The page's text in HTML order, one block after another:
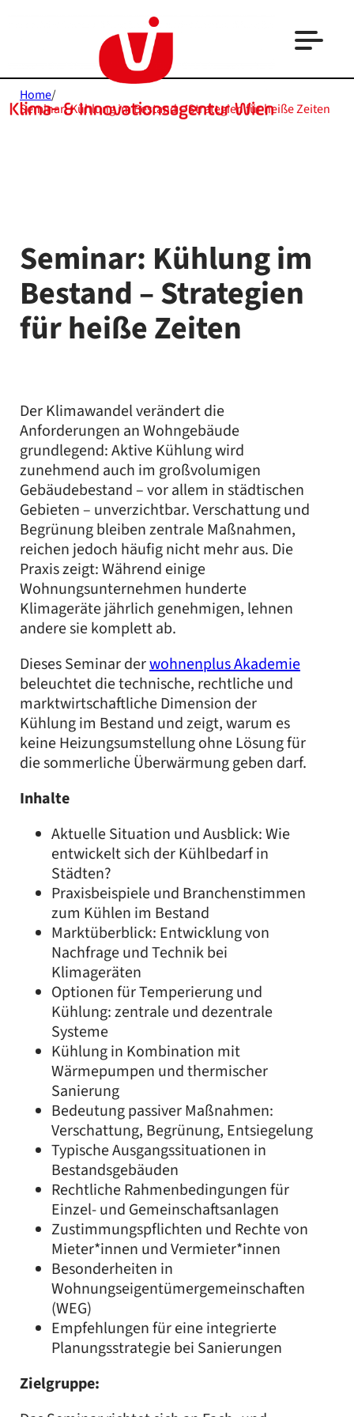
Home/
Seminar: Kühlung im Bestand – Strategien für heiße Zeiten
Seminar: Kühlung im
Bestand – Strategien
für heiße Zeiten
Der Klimawandel verändert die
Anforderungen an Wohngebäude
grundlegend: Aktive Kühlung wird
zunehmend auch im großvolumigen
Gebäudebestand – vor allem in städtischen
Gebieten – unverzichtbar. Verschattung und
Begrünung bleiben zentrale Maßnahmen,
reichen jedoch häufig nicht mehr aus. Die
Praxis zeigt: Während einige
Wohnungsunternehmen hunderte
Klimageräte jährlich genehmigen, lehnen
andere sie komplett ab.
Dieses Seminar derwohnenplus Akademie
beleuchtet die technische, rechtliche und
marktwirtschaftliche Dimension der
Kühlung im Bestand und zeigt, warum es
keine Heizungsumstellung ohne Lösung für
die sommerliche Überwärmung geben darf.
Inhalte
Aktuelle Situation und Ausblick: Wie
entwickelt sich der Kühlbedarf in
Städten?
Praxisbeispiele und Branchenstimmen
zum Kühlen im Bestand
Marktüberblick: Entwicklung von
Nachfrage und Technik bei
Klimageräten
Optionen für Temperierung und
Kühlung: zentrale und dezentrale
Systeme
Kühlung in Kombination mit
Wärmepumpen und thermischer
Sanierung
Bedeutung passiver Maßnahmen:
Verschattung, Begrünung, Entsiegelung
Typische Ausgangssituationen in
Bestandsgebäuden
Rechtliche Rahmenbedingungen für
Einzel- und Gemeinschaftsanlagen
Zustimmungspflichten und Rechte von
Mieter*innen und Vermieter*innen
Besonderheiten in
Wohnungseigentümergemeinschaften
(WEG)
Empfehlungen für eine integrierte
Planungsstrategie bei Sanierungen
Zielgruppe: